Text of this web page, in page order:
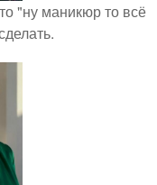
"ну маникюр то всё